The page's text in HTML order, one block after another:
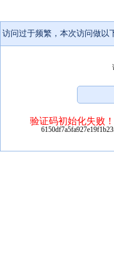
访问过于频繁，本次访问做以
验证码初始化失败！